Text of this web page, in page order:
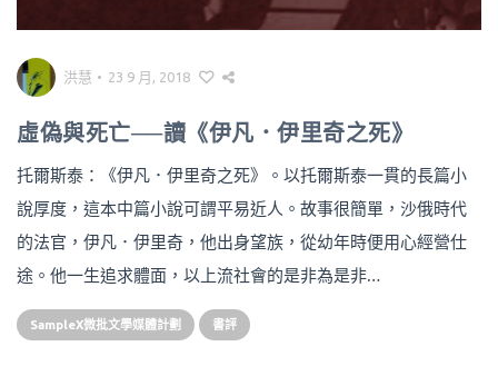
洪慧 • 23 9 月, 2018
虛偽與死亡──讀《伊凡．伊里奇之死》
托爾斯泰：《伊凡．伊里奇之死》。以托爾斯泰一貫的長篇小
說厚度，這本中篇小說可謂平易近人。故事很簡單，沙俄時代
的法官，伊凡．伊里奇，他出身望族，從幼年時便用心經營仕
途。他一生追求體面，以上流社會的是非為是非…
SampleX微批文學媒體計劃 書評